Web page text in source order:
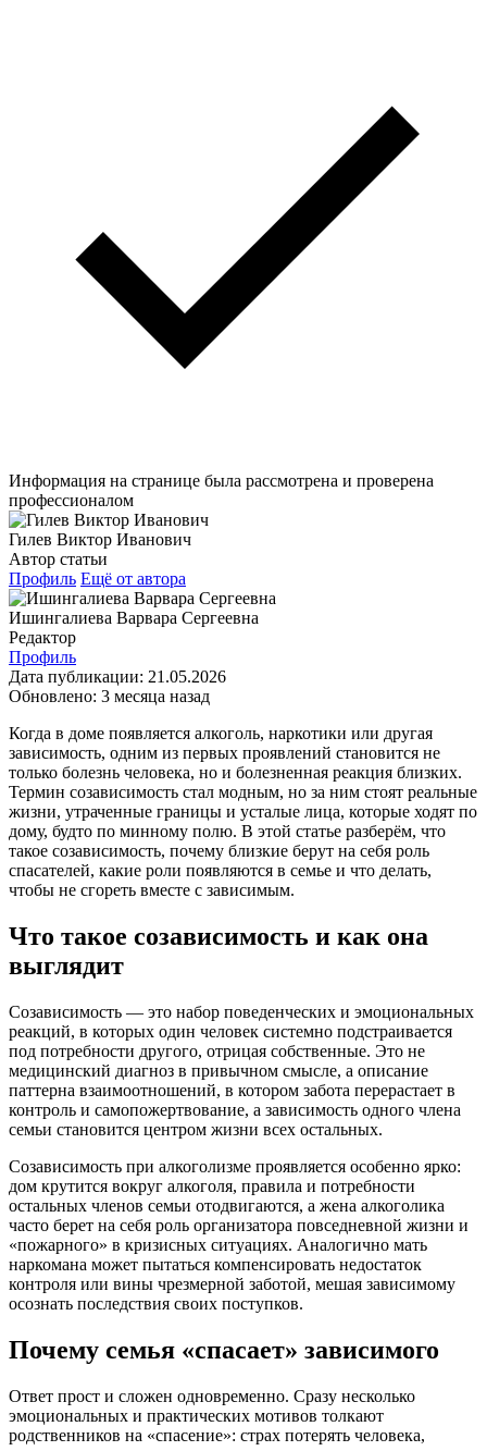
Информация на странице была рассмотрена и проверена
профессионалом
Гилев Виктор Иванович
Автор статьи
Профиль Ещё от автора
Ишингалиева Варвара Сергеевна
Редактор
Профиль
Дата публикации: 21.05.2026
Обновлено: 3 месяца назад
Когда в доме появляется алкоголь, наркотики или другая
зависимость, одним из первых проявлений становится не
только болезнь человека, но и болезненная реакция близких.
Термин созависимость стал модным, но за ним стоят реальные
жизни, утраченные границы и усталые лица, которые ходят по
дому, будто по минному полю. В этой статье разберём, что
такое созависимость, почему близкие берут на себя роль
спасателей, какие роли появляются в семье и что делать,
чтобы не сгореть вместе с зависимым.
Что такое созависимость и как она
выглядит
Созависимость — это набор поведенческих и эмоциональных
реакций, в которых один человек системно подстраивается
под потребности другого, отрицая собственные. Это не
медицинский диагноз в привычном смысле, а описание
паттерна взаимоотношений, в котором забота перерастает в
контроль и самопожертвование, а зависимость одного члена
семьи становится центром жизни всех остальных.
Созависимость при алкоголизме проявляется особенно ярко:
дом крутится вокруг алкоголя, правила и потребности
остальных членов семьи отодвигаются, а жена алкоголика
часто берет на себя роль организатора повседневной жизни и
«пожарного» в кризисных ситуациях. Аналогично мать
наркомана может пытаться компенсировать недостаток
контроля или вины чрезмерной заботой, мешая зависимому
осознать последствия своих поступков.
Почему семья «спасает» зависимого
Ответ прост и сложен одновременно. Сразу несколько
эмоциональных и практических мотивов толкают
родственников на «спасение»: страх потерять человека,